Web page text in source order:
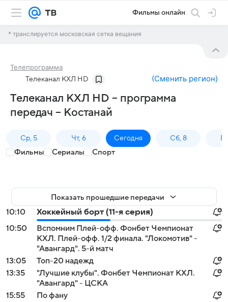
Фильмы онлайн
* транслируется московская сетка вещания
Телепрограмма
Телеканал КХЛ HD (Сменить регион)
Телеканал КХЛ HD – программа
передач – Костанай
Ср, 5 Чт, 6 Сегодня Сб, 8
Фильмы Сериалы Спорт
Показать прошедшие передачи
10:10
Хоккейный борт (11-я серия)
10:50
Вспомним Плей-офф. Фонбет Чемпионат
КХЛ. Плей-офф. 1/2 финала. "Локомотив" -
"Авангард". 5-й матч
13:05
Топ-20 надежд
13:35
"Лучшие клубы". Фонбет Чемпионат КХЛ.
"Авангард" - ЦСКА
15:55
По фану